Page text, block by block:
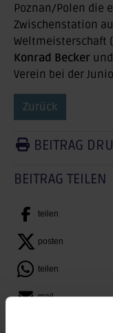
Poznan/Polen die
Zwischenstation
Weltmeisterschaft
Konrad Becker und
Verein bei der
Zurück
BEITRAG
BEITRAG TEILEN
teilen
posten
teilen
mail